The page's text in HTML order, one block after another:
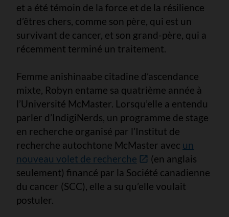
et a été témoin de la force et de la résilience
d’êtres chers, comme son père, qui est un
survivant de cancer, et son grand-père, qui a
récemment terminé un traitement.
Femme anishinaabe citadine d’ascendance
mixte, Robyn entame sa quatrième année à
l’Université McMaster. Lorsqu’elle a entendu
parler d’IndigiNerds, un programme de stage
en recherche organisé par l’Institut de
recherche autochtone McMaster avec un
nouveau volet de recherche
(en anglais
seulement) financé par la Société canadienne
du cancer (SCC), elle a su qu’elle voulait
postuler.